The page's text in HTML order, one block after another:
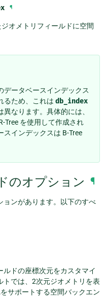
¶
オメトリフィールドに空間
データベースインデックス
るため、これは db_index
なります。具体的には、
Tree を使用して作成され
スインデックスは B-Tree
のオプション ¶
ョンがあります。以下のすべ
ドの座標次元をカスタマイ
トでは、2次元ジオメトリを表
サポートする空間バックエン